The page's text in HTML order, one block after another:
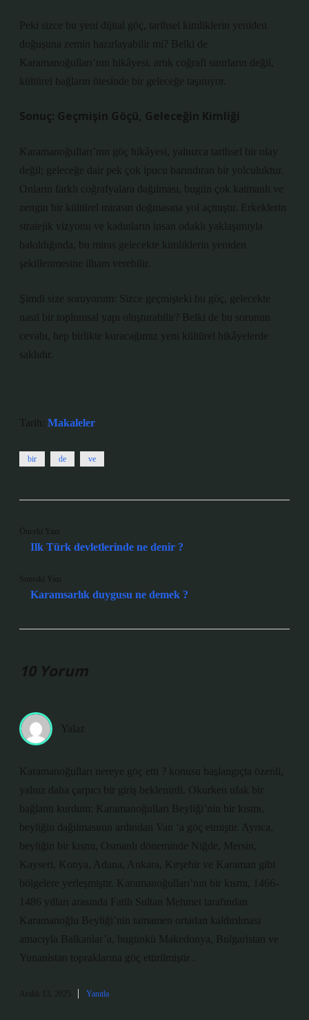
Peki sizce bu yeni dijital göç, tarihsel kimliklerin yeniden
doğuşuna zemin hazırlayabilir mi? Belki de
Karamanoğulları’nın hikâyesi, artık coğrafi sınırların değil,
kültürel bağların ötesinde bir geleceğe taşınıyor.
Sonuç: Geçmişin Göçü, Geleceğin Kimliği
Karamanoğulları’nın göç hikâyesi, yalnızca tarihsel bir olay
değil; geleceğe dair pek çok ipucu barındıran bir yolculuktur.
Onların farklı coğrafyalara dağılması, bugün çok katmanlı ve
zengin bir kültürel mirasın doğmasına yol açmıştır. Erkeklerin
stratejik vizyonu ve kadınların insan odaklı yaklaşımıyla
bakıldığında, bu miras gelecekte kimliklerin yeniden
şekillenmesine ilham verebilir.
Şimdi size soruyorum: Sizce geçmişteki bu göç, gelecekte
nasıl bir toplumsal yapı oluşturabilir? Belki de bu sorunun
cevabı, hep birlikte kuracağımız yeni kültürel hikâyelerde
saklıdır.
Tarih: Makaleler
bir de ve
Önceki Yazı
Ilk Türk devletlerinde ne denir ?
Sonraki Yazı
Karamsarlık duygusu ne demek ?
10 Yorum
Yalaz
Karamanoğulları nereye göç etti ? konusu başlangıçta özenli,
yalnız daha çarpıcı bir giriş beklenirdi. Okurken ufak bir
bağlantı kurdum: Karamanoğulları Beyliği’nin bir kısmı,
beyliğin dağılmasının ardından Van ‘a göç etmiştir. Ayrıca,
beyliğin bir kısmı, Osmanlı döneminde Niğde, Mersin,
Kayseri, Konya, Adana, Ankara, Kırşehir ve Karaman gibi
bölgelere yerleşmiştir. Karamanoğulları’nın bir kısmı, 1466-
1486 yılları arasında Fatih Sultan Mehmet tarafından
Karamanoğlu Beyliği’nin tamamen ortadan kaldırılması
amacıyla Balkanlar’a, bugünkü Makedonya, Bulgaristan ve
Yunanistan topraklarına göç ettirilmiştir .
Aralık 13, 2025 Yanıtla